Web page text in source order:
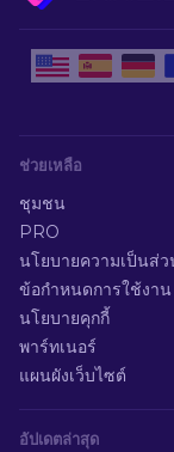
ช่วยเหลือ
ชุมชน
PRO
นโยบายความเป็นส่ว
ข้อกำหนดการใช้งาน
นโยบายคุกกี้
พาร์ทเนอร์
แผนผังเว็บไซต์
อัปเดตล่าสุด